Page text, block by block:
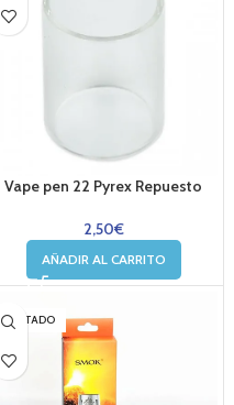
Vape pen 22 Pyrex Repuesto
2,50€
AÑADIR AL CARRITO
AGOTADO